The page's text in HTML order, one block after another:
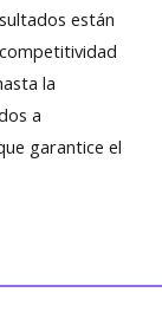
están
la
a
garantice el